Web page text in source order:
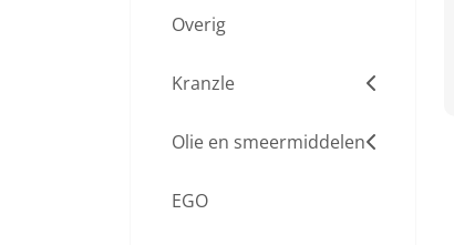
Overig
Kranzle
Olie en smeermiddelen
EGO